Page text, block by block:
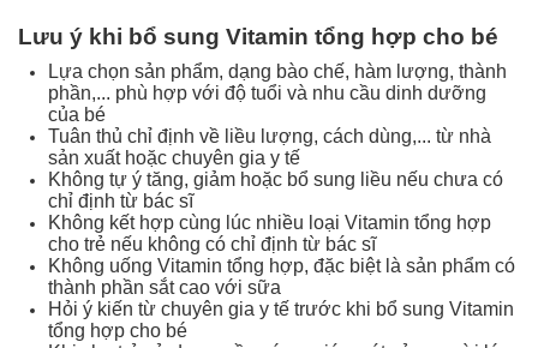
Lưu ý khi bổ sung Vitamin tổng hợp cho bé
Lựa chọn sản phẩm, dạng bào chế, hàm lượng, thành
phần,... phù hợp với độ tuổi và nhu cầu dinh dưỡng
của bé
Tuân thủ chỉ định về liều lượng, cách dùng,... từ nhà
sản xuất hoặc chuyên gia y tế
Không tự ý tăng, giảm hoặc bổ sung liều nếu chưa có
chỉ định từ bác sĩ
Không kết hợp cùng lúc nhiều loại Vitamin tổng hợp
cho trẻ nếu không có chỉ định từ bác sĩ
Không uống Vitamin tổng hợp, đặc biệt là sản phẩm có
thành phần sắt cao với sữa
Hỏi ý kiến từ chuyên gia y tế trước khi bổ sung Vitamin
tổng hợp cho bé